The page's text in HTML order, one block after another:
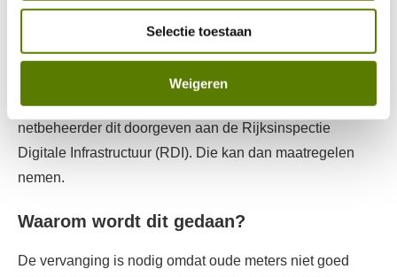
Selectie toestaan
Weigeren
Meewerken aan de vervanging is verplicht
Maak je geen afspraak of werk je niet mee? Dan kan de
netbeheerder dit doorgeven aan de Rijksinspectie
Digitale Infrastructuur (RDI). Die kan dan maatregelen
nemen.
Waarom wordt dit gedaan?
De vervanging is nodig omdat oude meters niet goed